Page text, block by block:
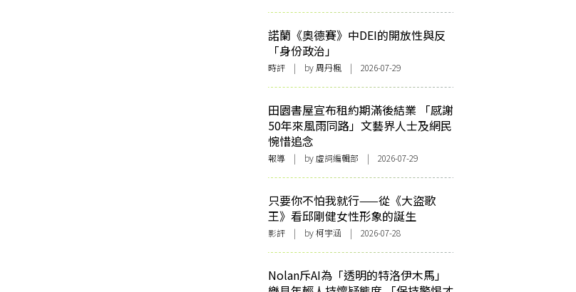
諾蘭《奧德賽》中DEI的開放性與反
「身份政治」
時評 | by 周丹楓 | 2026-07-29
田園書屋宣布租約期滿後結業 「感謝
50年來風雨同路」文藝界人士及網民
惋惜追念
報導 | by 虛詞編輯部 | 2026-07-29
只要你不怕我就行——從《大盜歌
王》看邱剛健女性形象的誕生
影評 | by 柯宇涵 | 2026-07-28
Nolan斥AI為「透明的特洛伊木馬」